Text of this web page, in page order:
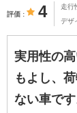
評価 4 走行
デザ
実用性の
もよし、
ない車で